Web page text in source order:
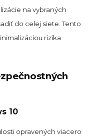
na vybraných
do celej siete. Tento
rizika
10
opravených viacero